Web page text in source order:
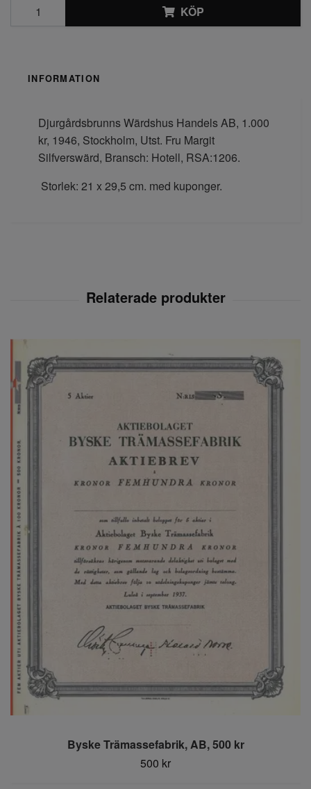
KÖP
INFORMATION
Djurgårdsbrunns Wärdshus Handels AB, 1.000
kr, 1946, Stockholm, Utst. Fru Margit
Silfverswärd, Bransch: Hotell, RSA:1206.
Storlek: 21 x 29,5 cm. med kuponger.
Byske Trämassefabrik, AB, 500 kr
500 kr